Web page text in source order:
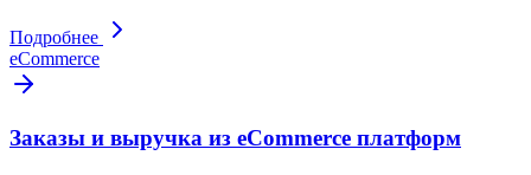
Подробнее
eCommerce
Заказы и выручка из eCommerce платформ